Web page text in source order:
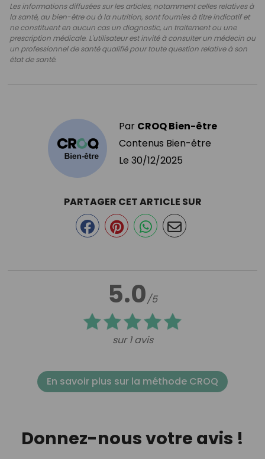
Les informations diffusées sur les articles, notamment celles relatives à
la santé, au bien-être ou à la nutrition, sont fournies à titre indicatif et
ne constituent en aucun cas un diagnostic, un traitement ou une
prescription médicale. L'utilisateur est invité à consulter un médecin ou
un professionnel de santé qualifié pour toute question relative à son
état de santé.
Par CROQ Bien-être
Contenus Bien-être
Le 30/12/2025
5.0/5
sur 1 avis
PARTAGER CET ARTICLE SUR
En savoir plus sur la méthode CROQ
Donnez-nous votre avis !